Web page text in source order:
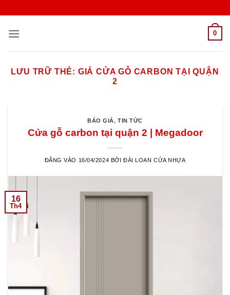
nội
0
LƯU TRỮ THẺ: GIÁ CỬA GỖ CARBON TẠI QUẬN
2
BÁO GIÁ,TIN TỨC
Cửa gỗ carbon tại quận 2 | Megadoor
ĐĂNG VÀO 16/04/2024 BỞI ĐÀI LOAN CỬA NHỰA
16
Th4